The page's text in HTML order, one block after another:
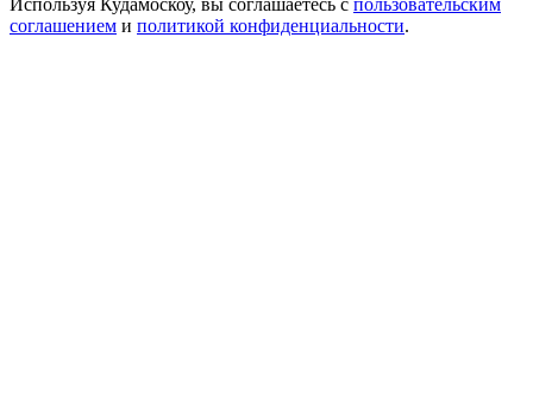
соглашением и политикой конфиденциальности.